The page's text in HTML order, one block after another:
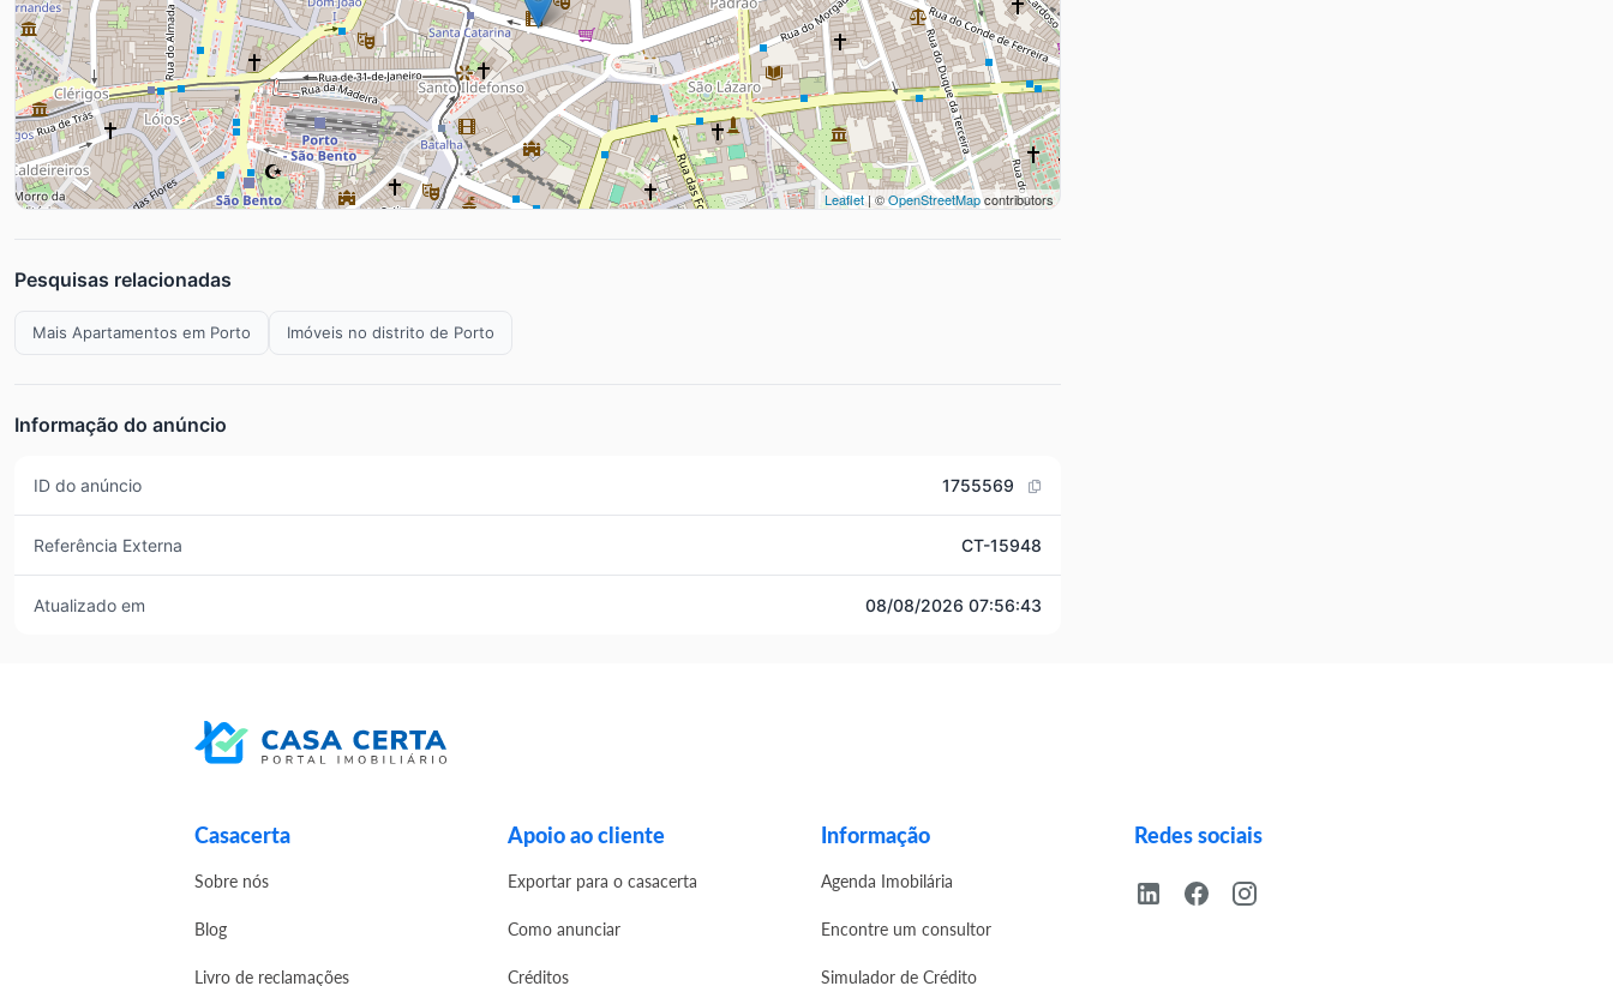
Leaflet| ©OpenStreetMapcontributors
Pesquisas relacionadas
Mais Apartamentos em Porto Imóveis no distrito de Porto
Informação do anúncio
ID do anúncio 1755569
Referência Externa CT-15948
Atualizado em 08/08/2026 07:56:43
Casacerta
Sobre nós
Blog
Livro de reclamações
Apoio ao cliente
Exportar para o casacerta
Como anunciar
Créditos
Informação
Agenda Imobilária
Encontre um consultor
Simulador de Crédito
Redes sociais